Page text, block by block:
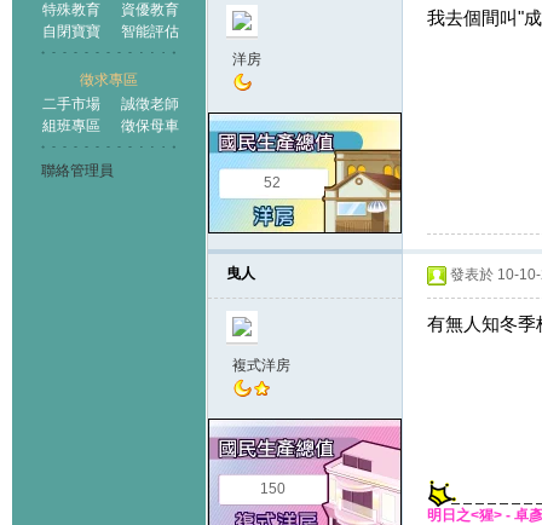
特殊教育
資優教育
自閉寶寶
智能評估
徵求專區
二手市場
誠徵老師
組班專區
徵保母車
聯絡管理員
洋房
52
我去個間叫"
曳人
複式洋房
150
發表於 10-
有無人知冬季
明日之<猩> - 卓彥